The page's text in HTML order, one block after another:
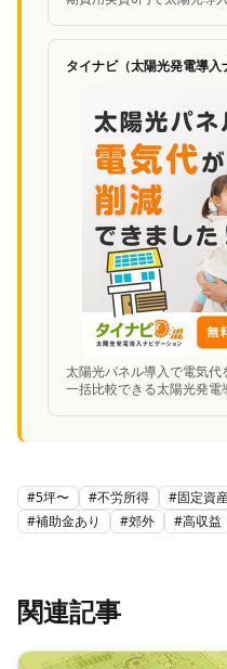
タイナビ（太陽光発電導入
太陽光パネル導入で電気
一括比較できる太陽光発電
#5坪〜 #不労所得 #固定資
#補助金あり #郊外 #高収益
関連記事